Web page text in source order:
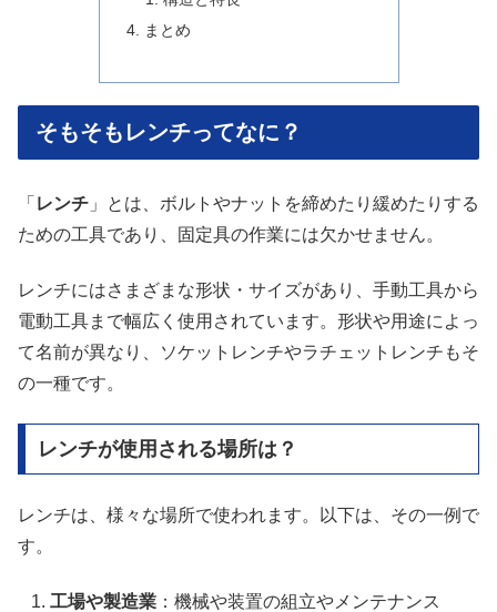
まとめ
そもそもレンチってなに？
「 レンチ 」とは、ボルトやナットを締めたり緩めたりする
ための工具であり、固定具の作業には欠かせません。
レンチにはさまざまな形状・サイズがあり、手動工具から
電動工具まで幅広く使用されています。形状や用途によっ
て名前が異なり、ソケットレンチやラチェットレンチもそ
の一種です。
レンチが使用される場所は？
レンチは、様々な場所で使われます。以下は、その一例で
す。
工場や製造業 ：機械や装置の組立やメンテナンス